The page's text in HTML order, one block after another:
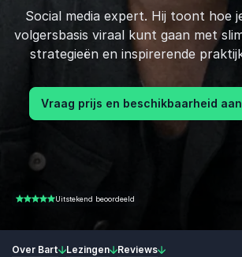
Social media expert. Hij toont hoe
volgersbasis viraal kunt gaan met
strategieën en inspirerende
Vraag prijs en beschikbaarheid aan
5.00 van 5 Uitstekend beoordeeld
Over Bart Lezingen Reviews